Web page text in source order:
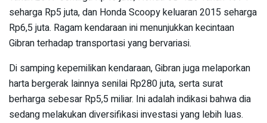
seharga Rp5 juta, dan Honda Scoopy keluaran 2015 seharga
Rp6,5 juta. Ragam kendaraan ini menunjukkan kecintaan
Gibran terhadap transportasi yang bervariasi.
Di samping kepemilikan kendaraan, Gibran juga melaporkan
harta bergerak lainnya senilai Rp280 juta, serta surat
berharga sebesar Rp5,5 miliar. Ini adalah indikasi bahwa dia
sedang melakukan diversifikasi investasi yang lebih luas.